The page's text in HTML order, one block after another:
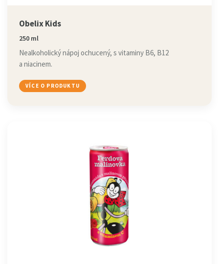
Obelix Kids
250 ml
Nealkoholický nápoj ochucený, s vitaminy B6, B12
a niacinem.
VÍCE O PRODUKTU